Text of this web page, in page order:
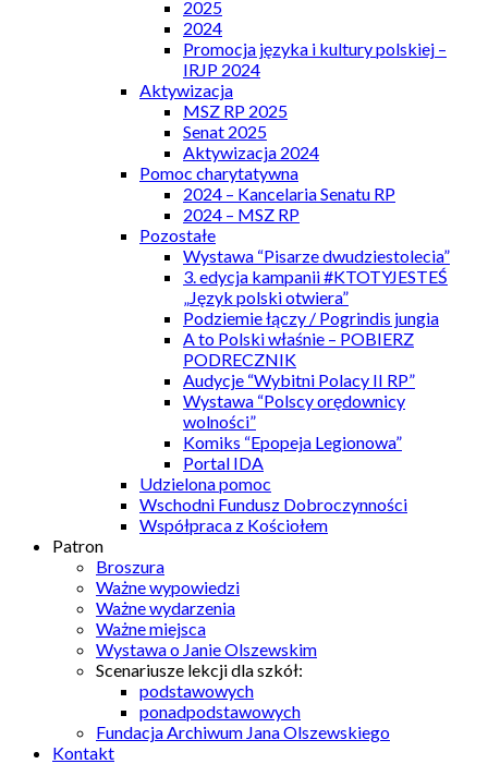
2025
2024
Promocja języka i kultury polskiej –
IRJP 2024
Aktywizacja
MSZ RP 2025
Senat 2025
Aktywizacja 2024
Pomoc charytatywna
2024 – Kancelaria Senatu RP
2024 – MSZ RP
Pozostałe
Wystawa “Pisarze dwudziestolecia”
3. edycja kampanii #KTOTYJESTEŚ
„Język polski otwiera”
Podziemie łączy / Pogrindis jungia
A to Polski właśnie – POBIERZ
PODRECZNIK
Audycje “Wybitni Polacy II RP”
Wystawa “Polscy orędownicy
wolności”
Komiks “Epopeja Legionowa”
Portal IDA
Udzielona pomoc
Wschodni Fundusz Dobroczynności
Współpraca z Kościołem
Patron
Broszura
Ważne wypowiedzi
Ważne wydarzenia
Ważne miejsca
Wystawa o Janie Olszewskim
Scenariusze lekcji dla szkół:
podstawowych
ponadpodstawowych
Fundacja Archiwum Jana Olszewskiego
Kontakt